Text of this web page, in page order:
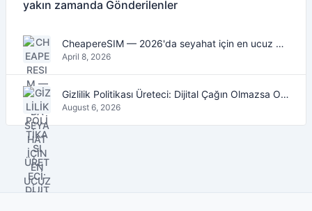
yakın zamanda Gönderilenler
CheapereSIM — 2026'da seyahat için en ucuz eSIM veri planlarını bulun
April 8, 2026
Gizlilik Politikası Üreteci: Dijital Çağın Olmazsa Olmaz Aracı
August 6, 2026